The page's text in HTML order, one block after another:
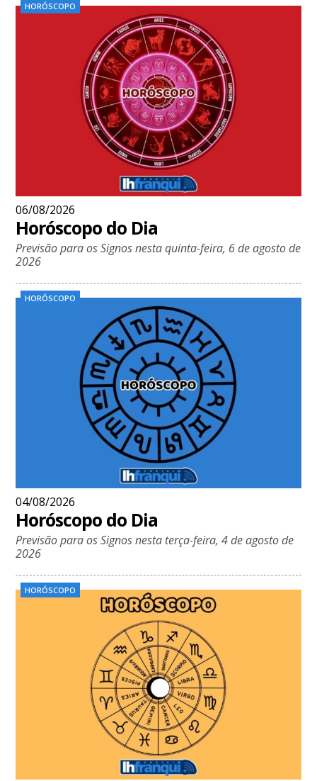
HORÓSCOPO
06/08/2026
Horóscopo do Dia
Previsão para os Signos nesta quinta-feira, 6 de agosto de
2026
HORÓSCOPO
04/08/2026
Horóscopo do Dia
Previsão para os Signos nesta terça-feira, 4 de agosto de
2026
HORÓSCOPO